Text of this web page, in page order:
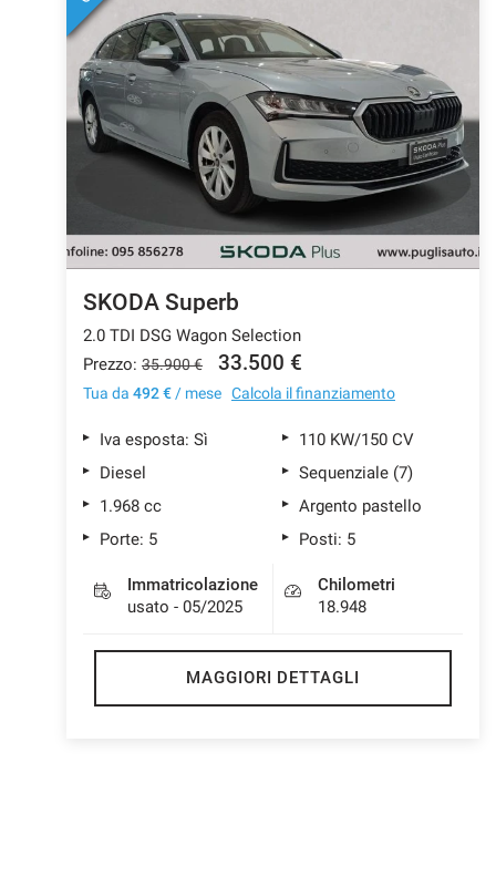
SKODA Superb
2.0 TDI DSG Wagon Selection
Prezzo: 35.900 € 33.500 €
Tua da 492 € / mese Calcola il finanziamento
Iva esposta: Sì
110 KW/150 CV
Diesel
Sequenziale (7)
1.968 cc
Argento pastello
Porte: 5
Posti: 5
Immatricolazione
usato - 05/2025
Chilometri
18.948
MAGGIORI DETTAGLI